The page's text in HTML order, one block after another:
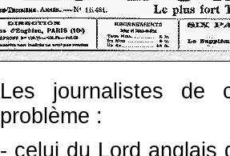
Les journalistes de
problème :
- celui du Lord anglais